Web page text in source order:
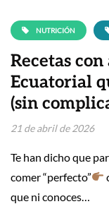
NUTRICIÓN
Recetas
Ecuatorial
(sin
21 de abril de 2026
Te han dicho que
comer “perfecto”
que ni conoces…